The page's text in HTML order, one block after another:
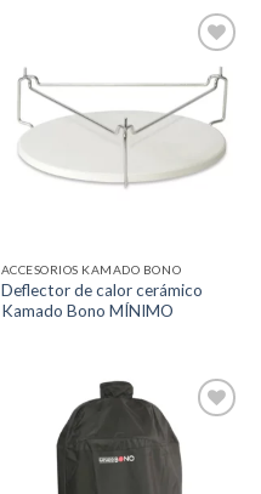
Añadir
a la
lista de
deseos
ACCESORIOS KAMADO BONO
Deflector de calor cerámico
Kamado Bono MÍNIMO